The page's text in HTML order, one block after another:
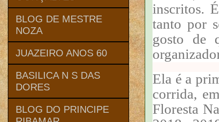
inscritos.
tanto por
gosto de
Ela é a
corrida,
Floresta
BLOG DE MESTRE
NOZA
JUAZEIRO ANOS 60
BASILICA N S DAS
DORES
BLOG DO PRINCIPE